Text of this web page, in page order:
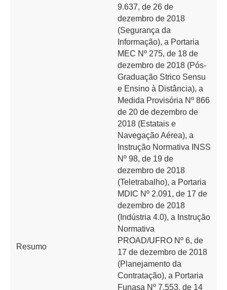
Resumo
9.637, de 26 de
dezembro de 2018
(Segurança da
Informação), a Portaria
MEC Nº 275, de 18 de
dezembro de 2018 (Pós-
Graduação Strico Sensu
e Ensino à Distância), a
Medida Provisória Nº 866
de 20 de dezembro de
2018 (Estatais e
Navegação Aérea), a
Instrução Normativa INSS
Nº 98, de 19 de
dezembro de 2018
(Teletrabalho), a Portaria
MDIC Nº 2.091, de 17 de
dezembro de 2018
(Indústria 4.0), a Instrução
Normativa
PROAD/UFRO Nº 6, de
17 de dezembro de 2018
(Planejamento da
Contratação), a Portaria
Funasa Nº 7.553, de 14